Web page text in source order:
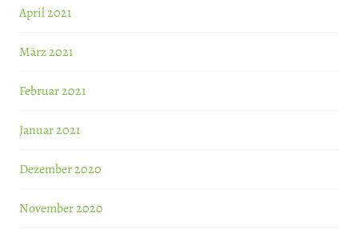
April 2021
März 2021
Februar 2021
Januar 2021
Dezember 2020
November 2020